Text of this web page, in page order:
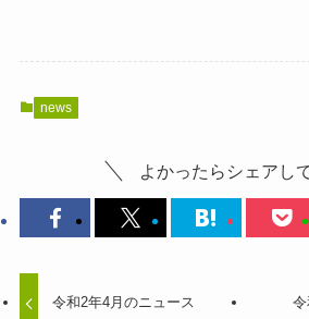
news
よかったらシェアし
令和2年4月のニュース